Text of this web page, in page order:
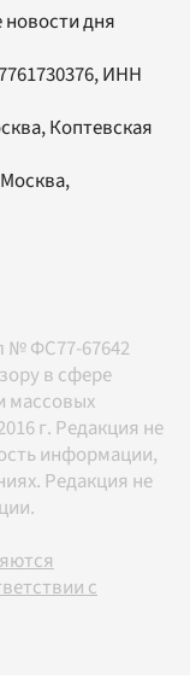
новости дня
ИНН
Коптевская
Москва,
№ ФС77-67642
в сфере
массовых
г. Редакция не
информации,
Редакция не
с